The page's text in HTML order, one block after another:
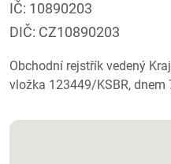
IČ: 10890203
DIČ: CZ10890203
Obchodní rejstřík vedený
vložka 123449/KSBR, dnem